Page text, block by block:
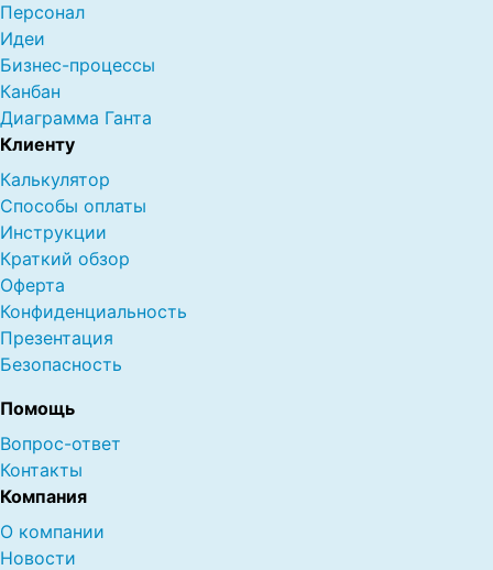
Персонал
Идеи
Бизнес-процессы
Канбан
Диаграмма Ганта
Клиенту
Калькулятор
Способы оплаты
Инструкции
Краткий обзор
Оферта
Конфиденциальность
Презентация
Безопасность
Помощь
Вопрос-ответ
Контакты
Компания
О компании
Новости